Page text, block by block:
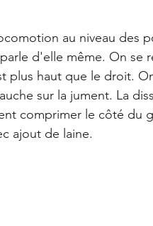
au niveau des
d'elle même. On se
plus haut que le droit.
sur la jument. La
comprimer le côté du
ajout de laine.